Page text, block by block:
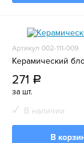
Артикул 002-111-009
Керамический
271 a
за шт.
В наличии
В